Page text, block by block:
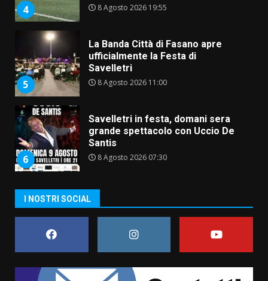
4 8 Agosto 2026 19:55
5
La Banda Città di Fasano apre
ufficialmente la Festa di
Savelletri
8 Agosto 2026 11:00
6
Savelletri in festa, domani sera
grande spettacolo con Uccio De
Santis
8 Agosto 2026 07:30
Politiche Giovanili e Mobilità
Sostenibile: premiati gli studenti
universitari del bando “La strada
8 Agosto 2026 07:15
porto per Uccio De Santis: la
I NOSTRI SOCIAL